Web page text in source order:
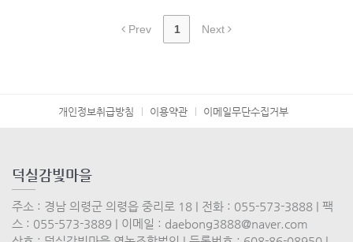
Prev 1 Next
개인정보취급방침 이용약관 이메일무단수집거부
덕실감빛마을
주소 : 경남 의령군 의령읍 중리로 18 | 전화 : 055-573-3888 | 팩
스 : 055-573-3889 | 이메일 : daebong3888@naver.com